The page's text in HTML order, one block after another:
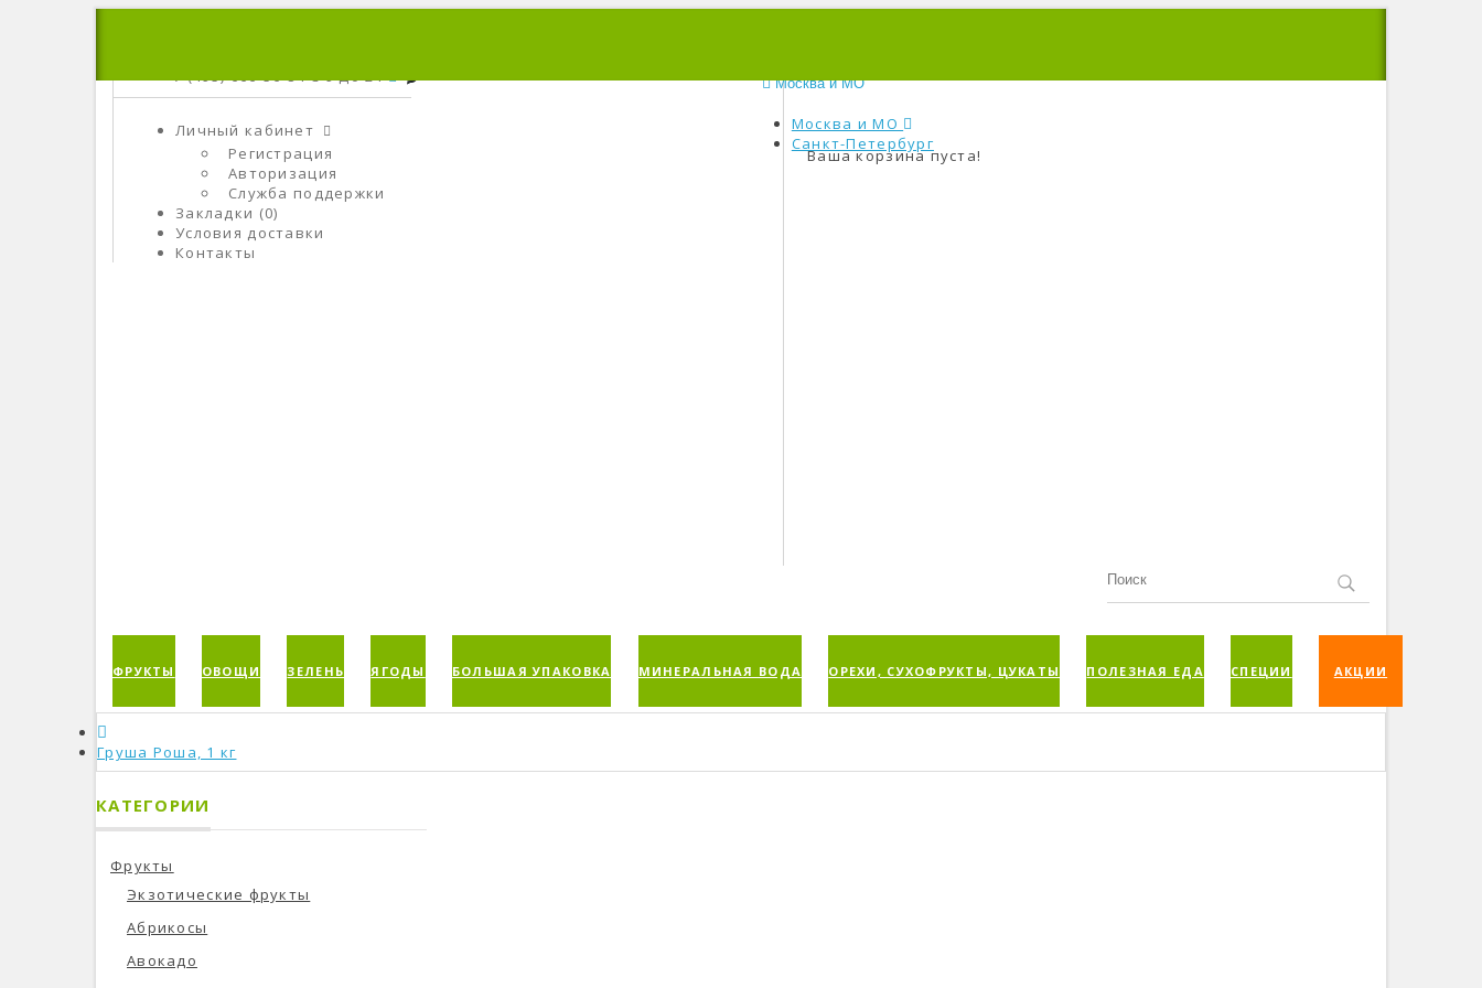
+7 (495) 666-56-84C 9 До 21
Личный кабинет
Регистрация
Авторизация
Служба поддержки
Закладки (0)
Условия доставки
Контакты
Ваша корзина пуста!
Москва и МО
Москва и МО
Санкт-Петербург
ФРУКТЫ ОВОЩИ ЗЕЛЕНЬ ЯГОДЫ БОЛЬШАЯ УПАКОВКА МИНЕРАЛЬНАЯ ВОДА ОРЕХИ, СУХОФРУКТЫ, ЦУКАТЫ ПОЛЕЗНАЯ ЕДА СПЕЦИИ АКЦИИ
Груша Роша, 1 кг
КАТЕГОРИИ
Фрукты
Экзотические фрукты
Абрикосы
Авокадо